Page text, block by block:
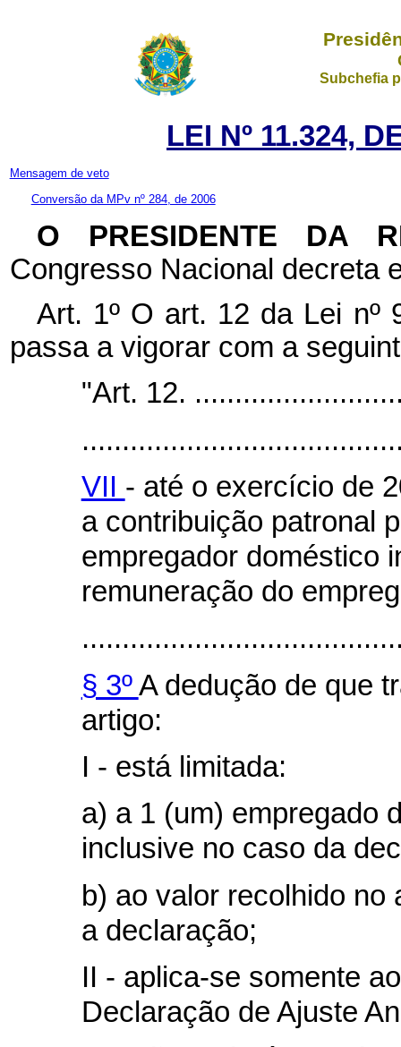
Subchefia
LEI Nº 11.324,
Mensagem de veto
Conversão da MPv nº 284, de 2006
O PRESIDENTE DA
Congresso Nacional decreta
Art. 1º O art. 12 da Lei nº
passa a vigorar com a
"Art. 12.
VII - até o exercício de
a contribuição patronal
empregador doméstico
remuneração do
§ 3ºA dedução de que
artigo:
I - está limitada:
a) a 1 (um) empregado
inclusive no caso da
b) ao valor recolhido no
a declaração;
II - aplica-se somente
Declaração de Ajuste